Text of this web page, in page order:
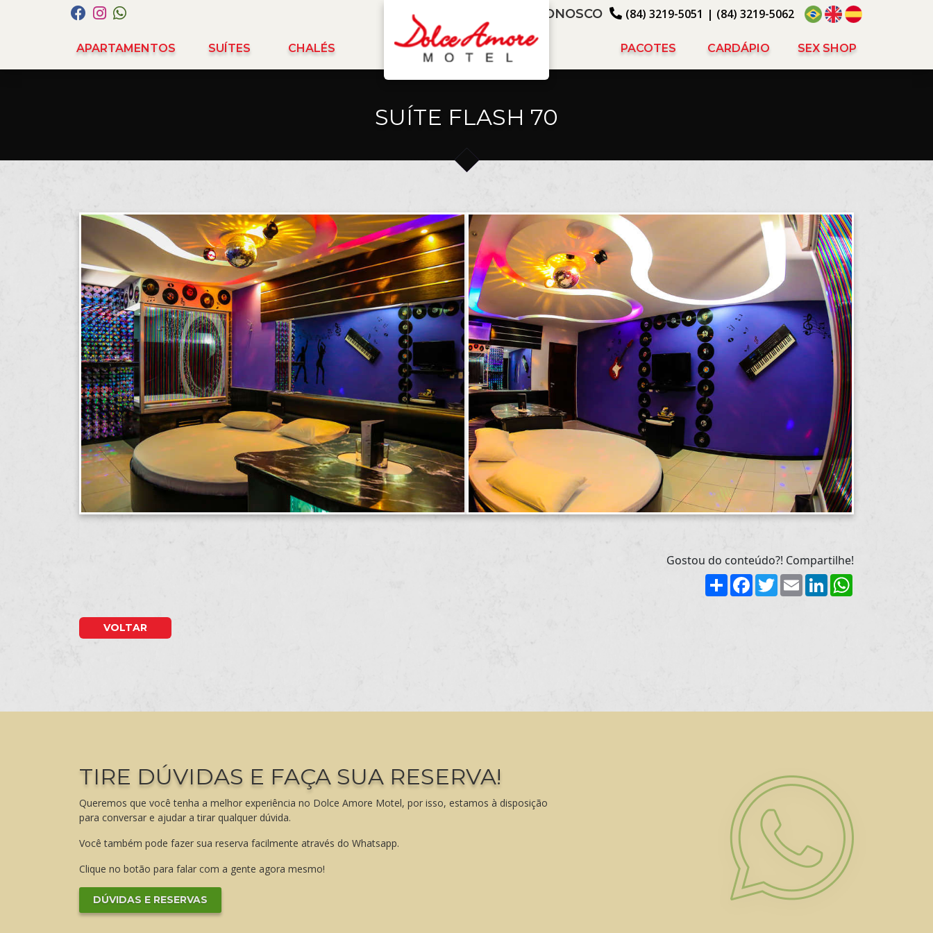
FALE CONOSCO (84) 3219-5051 | (84) 3219-5062
APARTAMENTOS SUÍTES CHALÉS PACOTES CARDÁPIO SEX SHOP
SUÍTE FLASH 70
Gostou do conteúdo?! Compartilhe!
ShareFacebook
TwitterEmailLinkedIn
VOLTAR
TIRE DÚVIDAS E FAÇA SUA RESERVA!
Queremos que você tenha a melhor experiência no Dolce Amore Motel, por isso, estamos à disposição
para conversar e ajudar a tirar qualquer dúvida.
Você também pode fazer sua reserva facilmente através do Whatsapp.
Clique no botão para falar com a gente agora mesmo!
DÚVIDAS E RESERVAS